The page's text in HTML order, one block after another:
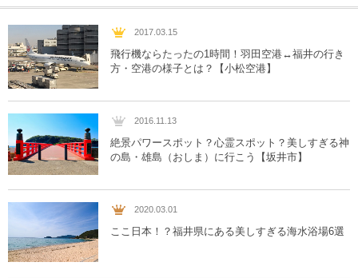
2017.03.15
飛行機ならたったの1時間！羽田空港↔︎福井の行き
方・空港の様子とは？【小松空港】
2016.11.13
絶景パワースポット？心霊スポット？美しすぎる神
の島・雄島（おしま）に行こう【坂井市】
2020.03.01
ここ日本！？福井県にある美しすぎる海水浴場6選